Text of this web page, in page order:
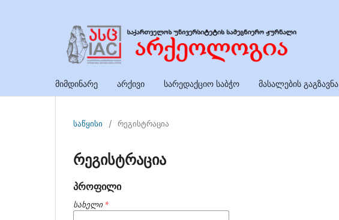
მიმდინარე არქივი სარედაქციო საბჭო მასალების გაგზავნა
საწყისი / რეგისტრაცია
რეგისტრაცია
პროფილი
სახელი*